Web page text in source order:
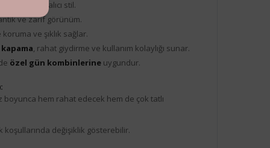
ile göz alıcı stil.
ve zarif görünüm.
ve şıklık sağlar.
, rahat giydirme ve kullanım kolaylığı sunar.
özel gün kombinlerine uygundur.
boyunca hem rahat edecek hem de çok tatlı
koşullarında değişiklik gösterebilir.